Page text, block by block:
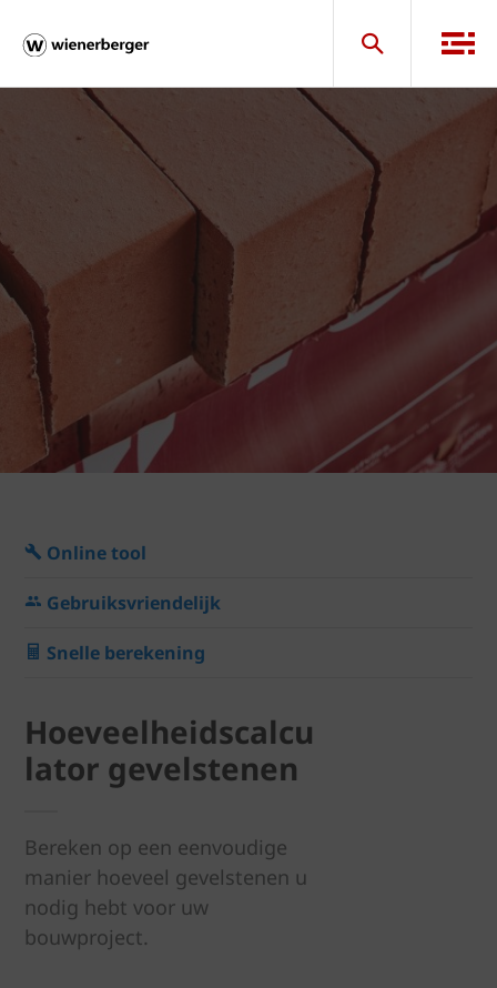
Online tool
Gebruiksvriendelijk
Snelle berekening
Hoeveelheidscalcu
lator gevelstenen
Bereken op een eenvoudige
manier hoeveel gevelstenen u
nodig hebt voor uw
bouwproject.